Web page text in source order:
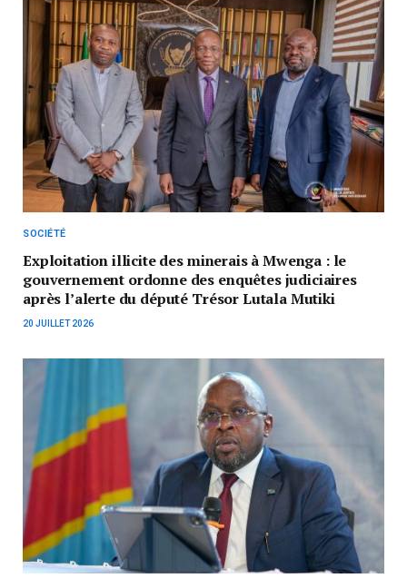
SOCIÉTÉ
Exploitation illicite des minerais à Mwenga : le
gouvernement ordonne des enquêtes judiciaires
après l’alerte du député Trésor Lutala Mutiki
20 JUILLET 2026